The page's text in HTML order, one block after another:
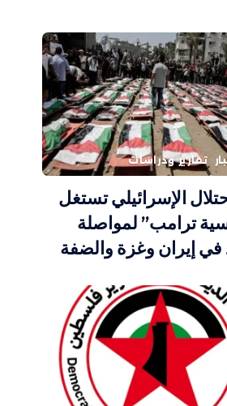
تقارير ودراسات
الإسرائيلي تستغل
ترامب” لمواصلة
في إيران وغزة والضفة